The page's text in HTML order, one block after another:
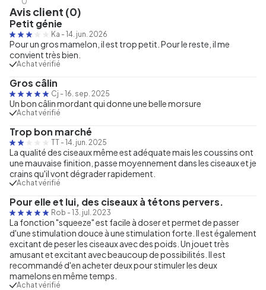
Avis client (0)
Petit génie
Ka - 14. jun. 2026
Pour un gros mamelon, il est trop petit. Pour le reste, il me
convient très bien.
Achat vérifié
Gros câlin
Cj - 16. sep. 2025
Un bon câlin mordant qui donne une belle morsure
Achat vérifié
Trop bon marché
TT - 14. jun. 2025
La qualité des ciseaux même est adéquate mais les coussins ont
une mauvaise finition, passe moyennement dans les ciseaux et je
crains qu'il vont dégrader rapidement.
Achat vérifié
Pour elle et lui, des ciseaux à tétons pervers.
Rob - 13. jul. 2023
La fonction "squeeze" est facile à doser et permet de passer
d'une stimulation douce à une stimulation forte. Il est également
excitant de peser les ciseaux avec des poids. Un jouet très
amusant et excitant avec beaucoup de possibilités. Il est
recommandé d'en acheter deux pour stimuler les deux
mamelons en même temps.
Achat vérifié